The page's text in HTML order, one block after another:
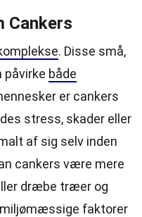
Cankers
. Disse små,
påvirke både
er cankers
stress, skader eller
af sig selv inden
cankers være mere
dræbe træer og
miljømæssige faktorer